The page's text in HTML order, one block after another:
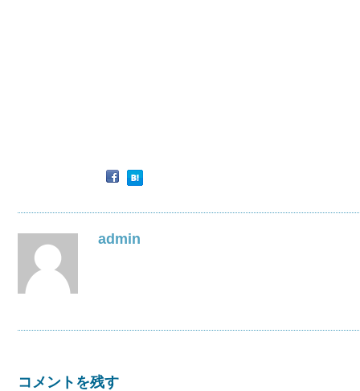
admin
コメントを残す